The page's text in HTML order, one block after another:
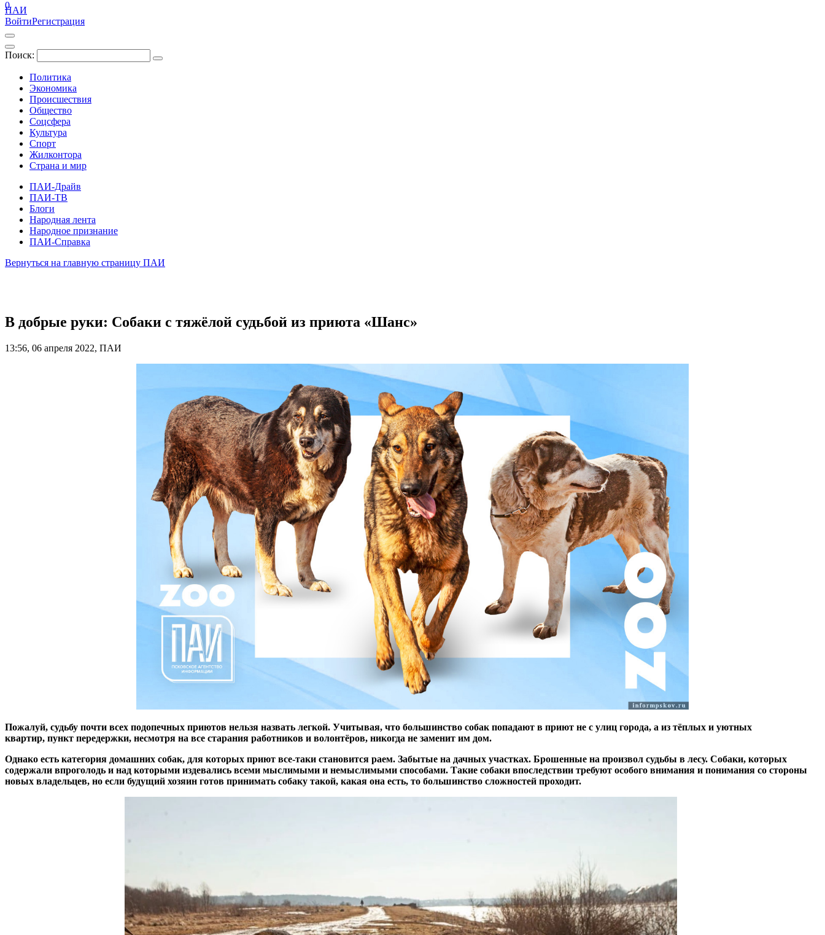
ПАИ
ВойтиРегистрация
Поиск:
Политика
Экономика
Происшествия
Общество
Соцсфера
Культура
Спорт
Жилконтора
Страна и мир
ПАИ-Драйв
ПАИ-ТВ
Блоги
Народная лента
Народное признание
ПАИ-Справка
0
Вернуться на главную страницу ПАИ
В добрые руки: Собаки с тяжёлой судьбой из приюта «Шанс»
13:56, 06 апреля 2022, ПАИ
Пожалуй, судьбу почти всех подопечных приютов нельзя назвать легкой. Учитывая, что большинство собак попадают в приют не с улиц города, а из тёплых и уютных
квартир, пункт передержки, несмотря на все старания работников и волонтёров, никогда не заменит им дом.
Однако есть категория домашних собак, для которых приют все-таки становится раем. Забытые на дачных участках. Брошенные на произвол судьбы в лесу. Собаки, которых
содержали впроголодь и над которыми издевались всеми мыслимыми и немыслимыми способами. Такие собаки впоследствии требуют особого внимания и понимания со стороны
новых владельцев, но если будущий хозяин готов принимать собаку такой, какая она есть, то большинство сложностей проходит.